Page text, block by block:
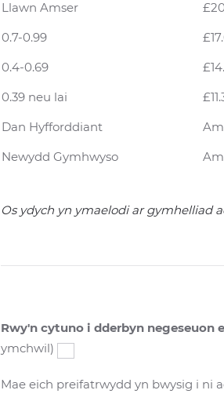
Llawn Amser
0.7-0.99
0.4-0.69
0.39 neu lai
Dan Hyfforddiant
Newydd Gymhwyso
Os ydych yn ymaelodi ar gymhelliad
Rwy'n cytuno i dderbyn negeseuon
ymchwil)
Mae eich preifatrwydd yn bwysig i ni